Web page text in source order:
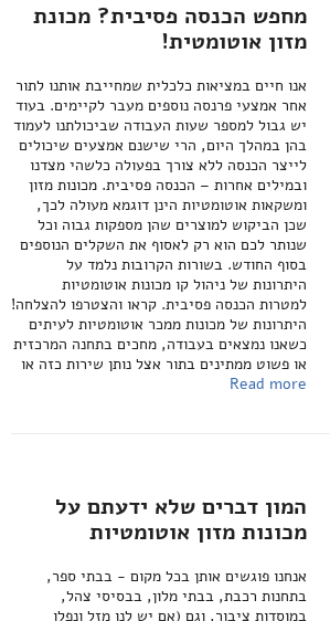
מחפש הכנסה פסיבית? מכונת
מזון אוטומטית!
אנו חיים במציאות כלכלית שמחייבת אותנו לתור
אחר אמצעי פרנסה נוספים מעבר לקיימים. בעוד
יש גבול למספר שעות העבודה שביכולתנו לעמוד
בהן במהלך היום, הרי שישנם אמצעים שיכולים
לייצר הכנסה ללא צורך בפעולה כלשהי מצדנו
ובמילים אחרות – הכנסה פסיבית. מכונות מזון
ומשקאות אוטומטיות הינן דוגמא מעולה לכך,
שכן הביקוש למוצרים שהן מספקות גבוה וכל
שנותר לכם הוא רק לאסוף את השקלים הנוספים
בסוף החודש. בשורות הקרובות נלמד על
היתרונות של ניהול קו מכונות אוטומטיות
למטרות הכנסה פסיבית. קראו והצטרפו להצלחה!
היתרונות של מכונות ממכר אוטומטיות לעיתים
כשאנו נמצאים בעבודה, מחכים בתחנה המרכזית
או פשוט ממתינים בתור אצל נותן שירות כזה או
Read more
המון דברים שלא ידעתם על
מכונות מזון אוטומטיות
אנחנו פוגשים אותן בכל מקום - בבתי ספר,
בתחנות רכבת, בבתי מלון, בבסיסי צהל,
במוסדות ציבור, וגם (אם יש לנו מזל ונפלו